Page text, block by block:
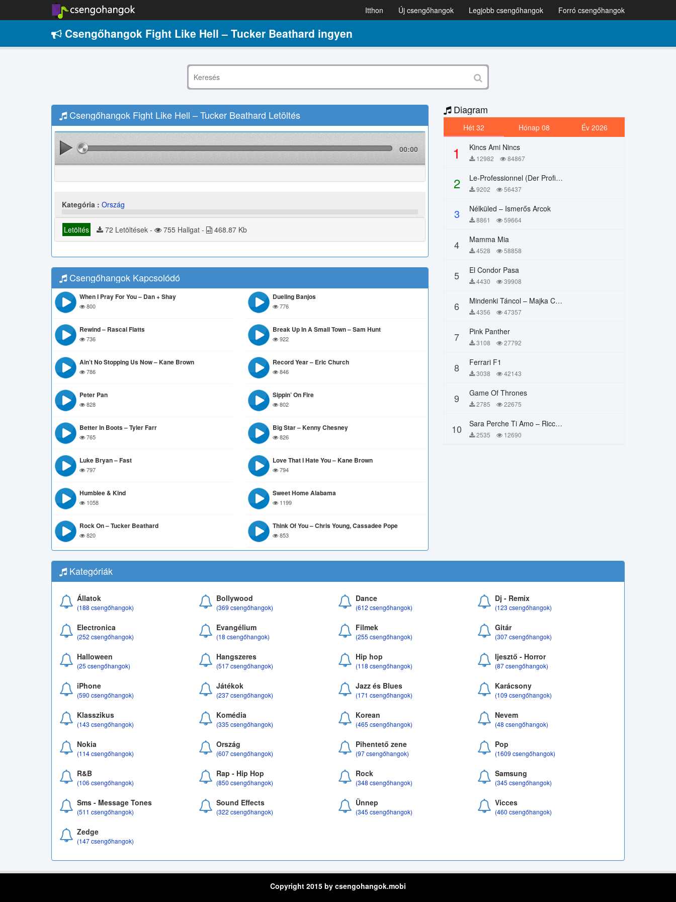
Itthon Új csengőhangok Legjobb csengőhangok Forró csengőhangok
Csengőhangok Fight Like Hell – Tucker Beathard ingyen
Csengőhangok Fight Like Hell – Tucker Beathard Letöltés
00:00
Kategória : Ország
Letöltés 72 Letöltések - 755 Hallgat - 468.87 Kb
Csengőhangok Kapcsolódó
When I Pray For You – Dan + Shay
800
Dueling Banjos
776
Rewind – Rascal Flatts
736
Break Up In A Small Town – Sam Hunt
922
Ain’t No Stopping Us Now – Kane Brown
786
Record Year – Eric Church
846
Peter Pan
828
Sippin’ On Fire
802
Better In Boots – Tyler Farr
765
Big Star – Kenny Chesney
826
Luke Bryan – Fast
797
Love That I Hate You – Kane Brown
794
Humblee & Kind
1058
Sweet Home Alabama
1199
Rock On – Tucker Beathard
820
Think Of You – Chris Young, Cassadee Pope
853
Diagram
Hét 32 Hónap 08 Év 2026
1 Kincs Ami Nincs
12982 84867
2 Le-Professionnel (Der Profi) – Chi Mai
9202 56437
3 Nélküled – Ismerős Arcok
8861 59664
4 Mamma Mia
4528 58858
5 El Condor Pasa
4430 39908
6 Mindenki Táncol – Majka Curtis, Péter Majoros
4356 47357
7 Pink Panther
3108 27792
8 Ferrari F1
3038 42143
9 Game Of Thrones
2785 22675
10 Sara Perche Ti Amo – Ricchi E Poveri
2535 12690
Kategóriák
Állatok
(188 csengőhangok)
Bollywood
(369 csengőhangok)
Dance
(612 csengőhangok)
Dj - Remix
(123 csengőhangok)
Electronica
(252 csengőhangok)
Evangélium
(18 csengőhangok)
Filmek
(255 csengőhangok)
Gitár
(307 csengőhangok)
Halloween
(25 csengőhangok)
Hangszeres
(517 csengőhangok)
Hip hop
(118 csengőhangok)
Ijesztő - Horror
(87 csengőhangok)
iPhone
(590 csengőhangok)
Játékok
(237 csengőhangok)
Jazz és Blues
(171 csengőhangok)
Karácsony
(109 csengőhangok)
Klasszikus
(143 csengőhangok)
Komédia
(335 csengőhangok)
Korean
(465 csengőhangok)
Nevem
(48 csengőhangok)
Nokia
(114 csengőhangok)
Ország
(607 csengőhangok)
Pihentető zene
(97 csengőhangok)
Pop
(1609 csengőhangok)
R&B
(106 csengőhangok)
Rap - Hip Hop
(850 csengőhangok)
Rock
(348 csengőhangok)
Samsung
(345 csengőhangok)
Sms - Message Tones
(511 csengőhangok)
Sound Effects
(322 csengőhangok)
Ünnep
(345 csengőhangok)
Vicces
(460 csengőhangok)
Zedge
(147 csengőhangok)
Copyright 2015 by csengohangok.mobi